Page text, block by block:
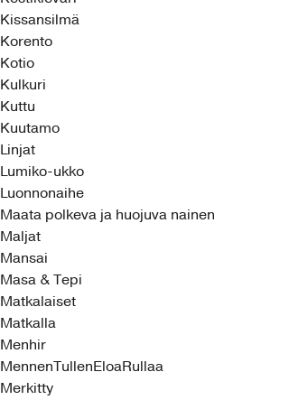
Kissansilmä
Korento
Kotio
Kulkuri
Kuttu
Kuutamo
Linjat
Lumiko-ukko
Luonnonaihe
Maata polkeva ja huojuva nainen
Maljat
Mansai
Masa & Tepi
Matkalaiset
Matkalla
Menhir
MennenTullenEloaRullaa
Merkitty